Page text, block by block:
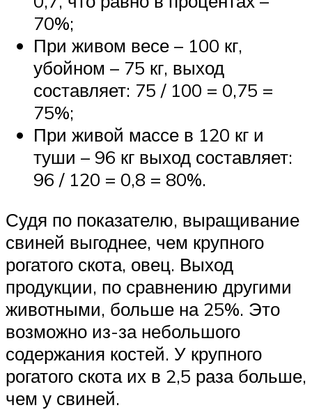
70%;
При живом весе – 100 кг,
убойном – 75 кг, выход
составляет: 75 / 100 = 0,75 =
75%;
При живой массе в 120 кг и
туши – 96 кг выход составляет:
96 / 120 = 0,8 = 80%.
Судя по показателю, выращивание
свиней выгоднее, чем крупного
рогатого скота, овец. Выход
продукции, по сравнению другими
животными, больше на 25%. Это
возможно из-за небольшого
содержания костей. У крупного
рогатого скота их в 2,5 раза больше,
чем у свиней.